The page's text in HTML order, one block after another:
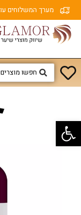
פתח סרגל נגישות
מערך המשלוחים